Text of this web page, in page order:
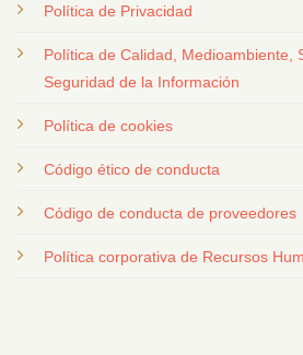
Política de Privacidad
Política de Calidad, Medioambiente,
Seguridad de la Información
Política de cookies
Código ético de conducta
Código de conducta de proveedores
Política corporativa de Recursos